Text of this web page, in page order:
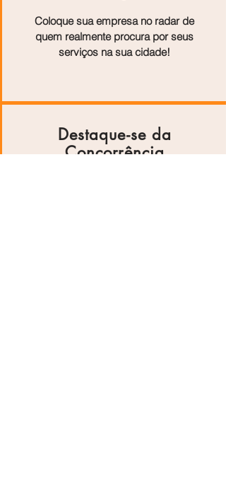
Coloque sua empresa no radar de
quem realmente procura por seus
serviços na sua cidade!
Destaque-se da
Concorrência